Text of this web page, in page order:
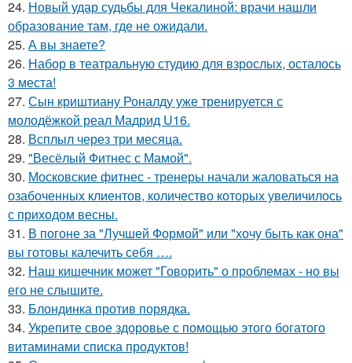
24. Новый удар судьбы для Чекалиной: врачи нашли
образование там, где не ожидали.
25. А вы знаете?
26. Набор в театральную студию для взрослых, осталось
3 места!
27. Сын криштиану Роналду уже тренируется с
молодёжкой реал Мадрид U16.
28. Всплыл через три месяца.
29. "Весёлый Фитнес с Мамой".
30. Московские фитнес - тренеры начали жаловаться на
озабоченных клиентов, количество которых увеличилось
с приходом весны.
31. В погоне за "Лучшей Формой" или "хочу быть как она"
вы готовы калечить себя ….
32. Наш кишечник может "Говорить" о проблемах - но вы
его не слышите.
33. Блондинка против порядка.
34. Укрепите свое здоровье с помощью этого богатого
витаминами списка продуктов!